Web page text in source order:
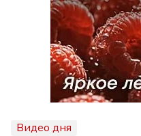
Видео дня